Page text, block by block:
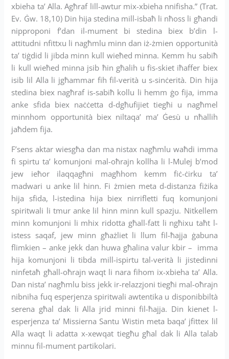
xbieha ta’ Alla. Agħraf lill-awtur mix-xbieha nnifisha.” (Trat.
Ev. Ġw. 18,10) Din hija stedina mill-isbaħ li nħoss li għandi
nipproponi f’dan il-mument bi stedina biex b’din l-
attitudni nfittxu li nagħmlu minn dan iż-żmien opportunità
ta’ tiġdid li jibda minn kull wieħed minna. Kemm hu sabiħ
li kull wieħed minna jsib ħin għalih u fis-skiet iħaffer biex
isib lil Alla li jgħammar fih fil-verità u s-sinċerità. Din hija
stedina biex nagħraf is-sabiħ kollu li hemm ġo fija, imma
anke sfida biex naċċetta d-dgħufijiet tiegħi u nagħmel
minnhom opportunità biex niltaqa’ ma’ Ġesù u nħallih
jaħdem fija.
F’sens aktar wiesgħa dan ma nistax nagħmlu waħdi imma
fi spirtu ta’ komunjoni mal-oħrajn kollha li l-Mulej b’mod
jew ieħor ilaqqagħni magħhom kemm fiċ-ċirku ta’
madwari u anke lil hinn. Fi żmien meta d-distanza fiżika
hija sfida, l-istedina hija biex nirrifletti fuq komunjoni
spiritwali li tmur anke lil hinn minn kull spazju. Nitkellem
minn komunjoni li mhix ridotta għall-fatt li ngħixu taħt l-
istess saqaf, jew minn għażliet li llum fil-ħajja ġabuna
flimkien – anke jekk dan huwa għalina valur kbir – imma
hija komunjoni li tibda mill-ispirtu tal-verità li jistedinni
ninfetaħ għall-oħrajn waqt li nara fihom ix-xbieha ta’ Alla.
Dan nista’ nagħmlu biss jekk ir-relazzjoni tiegħi mal-oħrajn
nibniha fuq esperjenza spiritwali awtentika u disponibbiltà
serena għal dak li Alla jrid minni fil-ħajja. Din kienet l-
esperjenza ta’ Missierna Santu Wistin meta baqa’ jfittex lil
Alla waqt li adatta x-xewqat tiegħu għal dak li Alla talab
minnu fil-mument partikolari.